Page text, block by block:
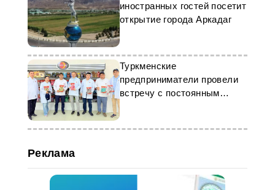
иностранных гостей посетит
открытие города Аркадаг
Туркменские
предприниматели провели
встречу с постоянным
Реклама